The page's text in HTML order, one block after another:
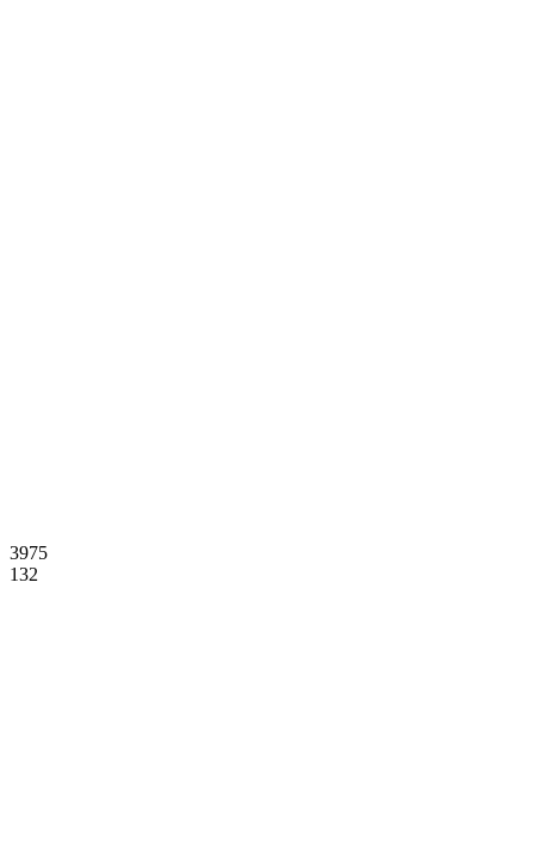
3975
132